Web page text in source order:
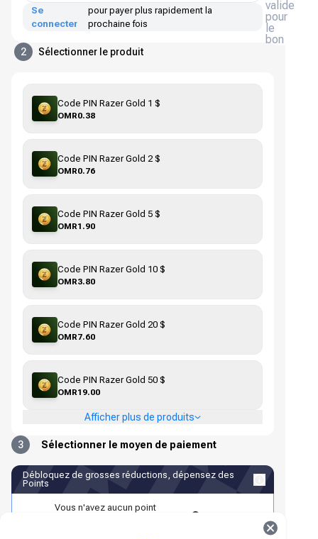
valide
pour
le
bon
Se
connecter
pour payer plus rapidement la
prochaine fois
2 Sélectionner le produit
Code PIN Razer Gold 1 $
OMR0.38
Code PIN Razer Gold 2 $
OMR0.76
Code PIN Razer Gold 5 $
OMR1.90
Code PIN Razer Gold 10 $
OMR3.80
Code PIN Razer Gold 20 $
OMR7.60
Code PIN Razer Gold 50 $
OMR19.00
Afficher plus de produits
3 Sélectionner le moyen de paiement
Débloquez de grosses réductions, dépensez des
Points
Vous n'avez aucun point
Se